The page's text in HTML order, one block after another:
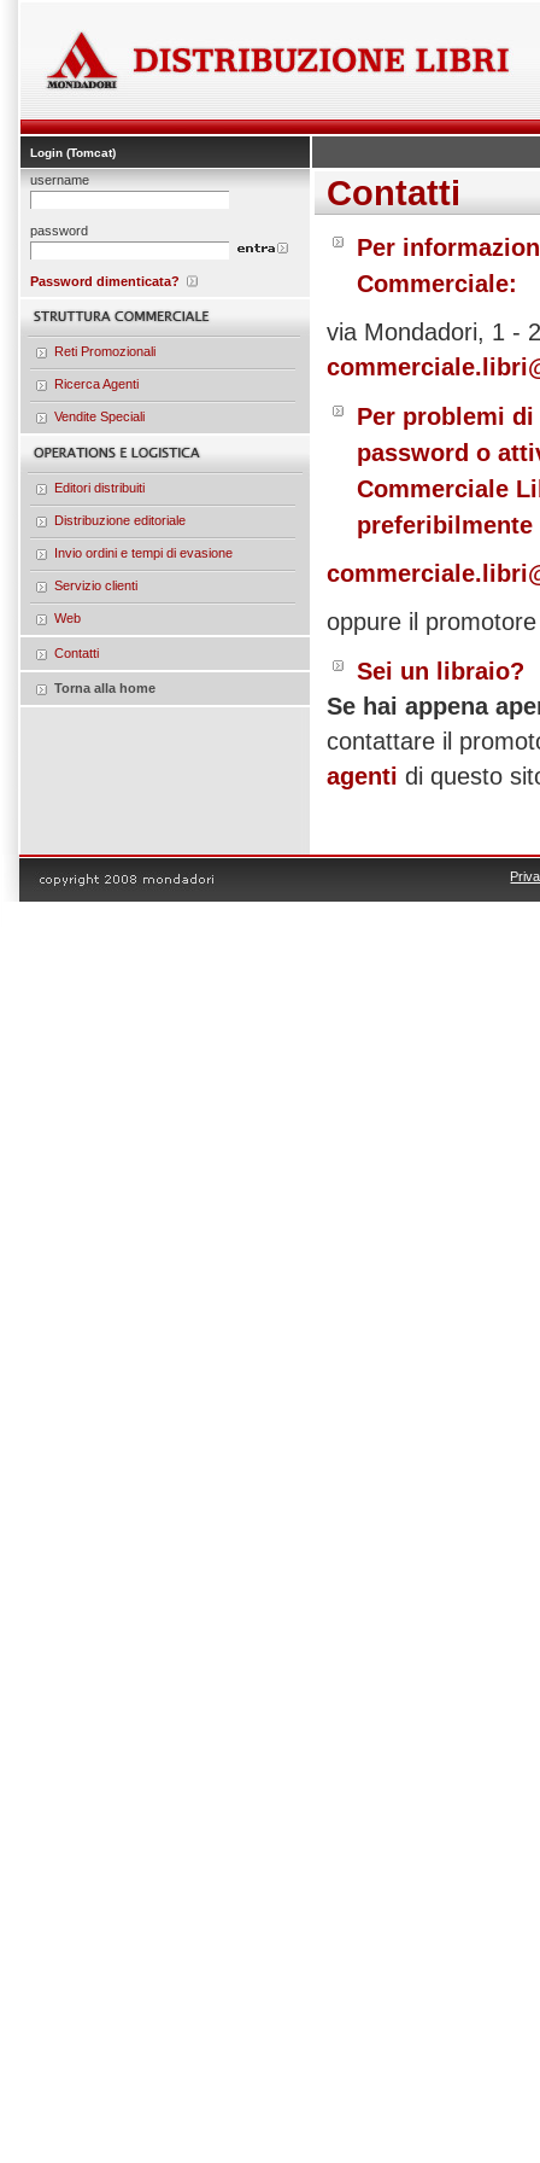
Contatti
Per
Commerciale:
via Mondadori, 1 -
Per problemi
password o
Commerciale
oppure il
Sei un libraio?
Se hai appena
contattare il
agenti di questo
Login (Tomcat)
username
password
Password dimenticata?
Reti Promozionali
Ricerca Agenti
Vendite Speciali
Editori distribuiti
Distribuzione editoriale
Invio ordini e tempi di evasione
Servizio clienti
Web
Contatti
Torna alla home